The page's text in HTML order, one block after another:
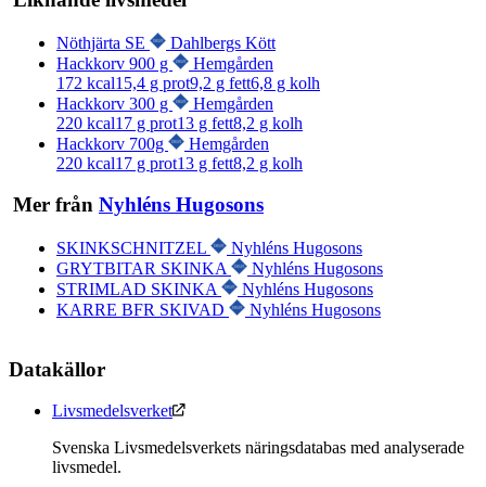
Nöthjärta SE
Dahlbergs Kött
Hackkorv 900 g
Hemgården
172 kcal15,4 g prot9,2 g fett6,8 g kolh
Hackkorv 300 g
Hemgården
220 kcal17 g prot13 g fett8,2 g kolh
Hackkorv 700g
Hemgården
220 kcal17 g prot13 g fett8,2 g kolh
Mer från Nyhléns Hugosons
SKINKSCHNITZEL
Nyhléns Hugosons
GRYTBITAR SKINKA
Nyhléns Hugosons
STRIMLAD SKINKA
Nyhléns Hugosons
KARRE BFR SKIVAD
Nyhléns Hugosons
Datakällor
Livsmedelsverket
Svenska Livsmedelsverkets näringsdatabas med analyserade
livsmedel.